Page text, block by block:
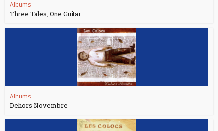
Albums
Three Tales, One Guitar
Albums
Dehors Novembre